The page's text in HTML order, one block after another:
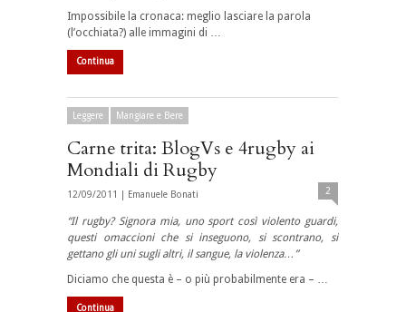
Impossibile la cronaca: meglio lasciare la parola
(l’occhiata?) alle immagini di …
Continua
Leggere Mangiare e Bere
Carne trita: BlogVs e 4rugby ai
Mondiali di Rugby
12/09/2011 | Emanuele Bonati 2
“Il rugby? Signora mia, uno sport così violento guardi,
questi omaccioni che si inseguono, si scontrano, si
gettano gli uni sugli altri, il sangue, la violenza…”
Diciamo che questa è – o più probabilmente era – …
Continua